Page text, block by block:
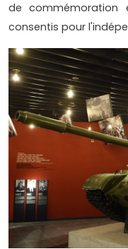
de commémoration
consentis pour